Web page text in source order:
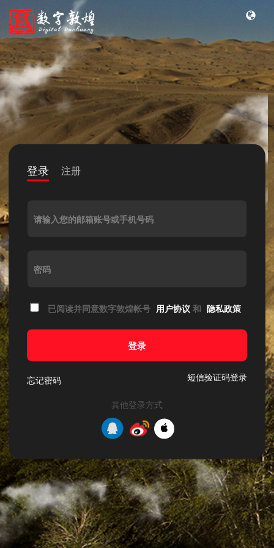
登录 注册
请输入您的邮箱账号或手机号码
密码
已阅读并同意数字敦煌帐号 用户协议 和 隐私政策
登录
忘记密码 短信验证码登录
其他登录方式